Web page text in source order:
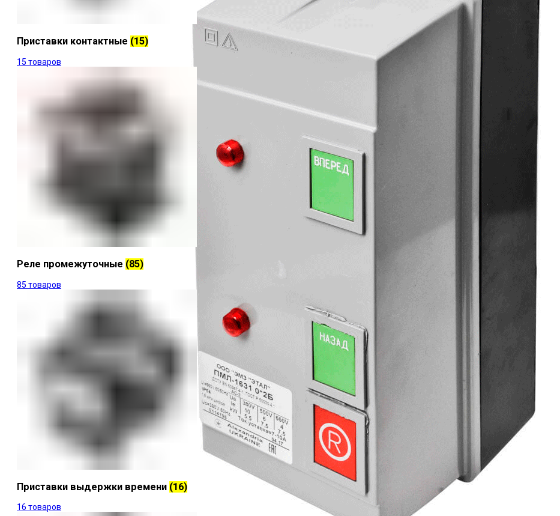
Приставки контактные (15)
15 товаров
Реле промежуточные (85)
85 товаров
Приставки выдержки времени (16)
16 товаров